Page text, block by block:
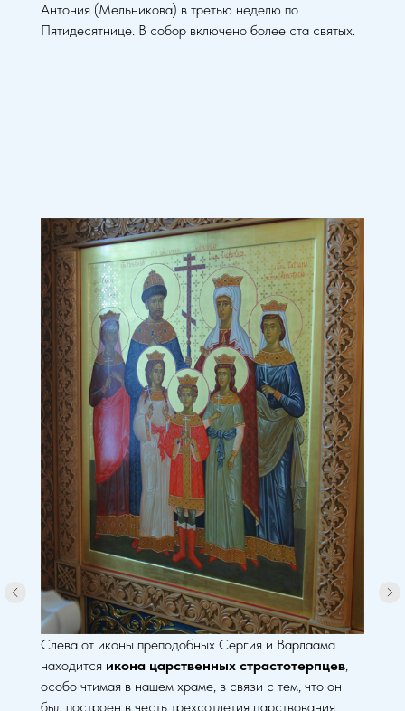
Антония (Мельникова) в третью неделю по
Пятидесятнице. В собор включено более ста святых.
Слева от иконы преподобных Сергия и Варлаама
находится икона царственных страстотерпцев,
особо чтимая в нашем храме, в связи с тем, что он
был построен в честь трехсотлетия царствования